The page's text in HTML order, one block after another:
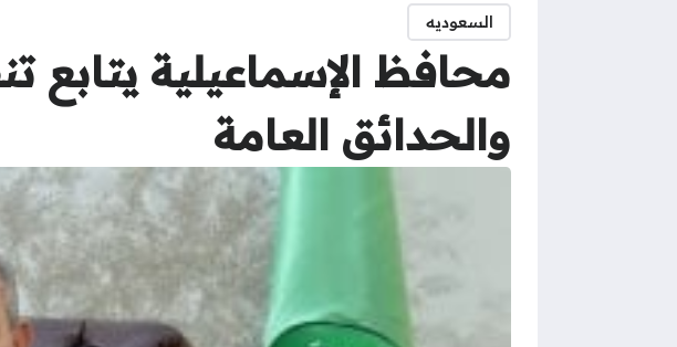
السعوديه
محافظ الإسماعيلية يتابع
والحدائق العامة